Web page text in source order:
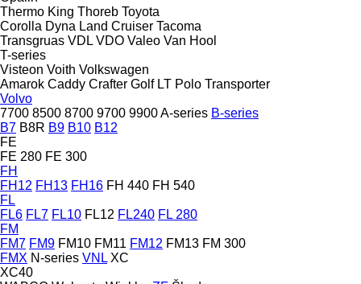
Thermo King Thoreb Toyota
Corolla Dyna Land Cruiser Tacoma
Transgruas VDL VDO Valeo Van Hool
T-series
Visteon Voith Volkswagen
Amarok Caddy Crafter Golf LT Polo Transporter
Volvo
7700 8500 8700 9700 9900A-series B-series
B7 B8R B9 B10 B12
FE
FE 280 FE 300
FH
FH12 FH13 FH16 FH 440 FH 540
FL
FL6 FL7 FL10 FL12 FL240 FL 280
FM
FM7 FM9 FM10 FM11 FM12 FM13 FM 300
FMX N-series VNL XC
XC40